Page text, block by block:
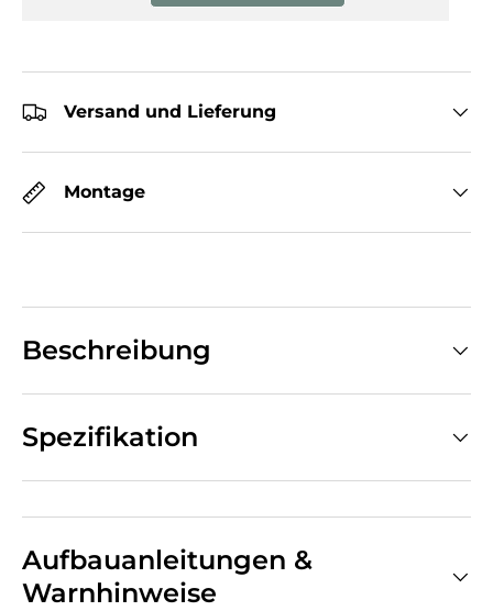
Versand und Lieferung
Montage
Beschreibung
Spezifikation
Aufbauanleitungen &
Warnhinweise